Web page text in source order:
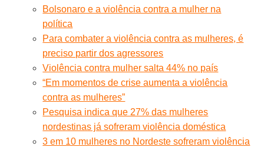
Bolsonaro e a violência contra a mulher na
política
Para combater a violência contra as mulheres, é
preciso partir dos agressores
Violência contra mulher salta 44% no país
“Em momentos de crise aumenta a violência
contra as mulheres”
Pesquisa indica que 27% das mulheres
nordestinas já sofreram violência doméstica
3 em 10 mulheres no Nordeste sofreram violência